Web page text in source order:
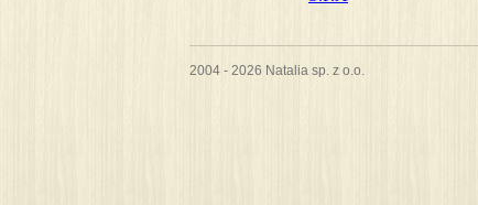
2004 - 2026 Natalia sp. z o.o.